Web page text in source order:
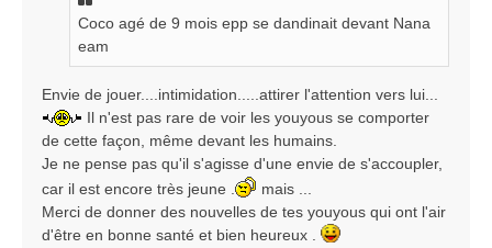
Coco agé de 9 mois epp se dandinait devant Nana
eam
Envie de jouer....intimidation.....attirer l'attention vers lui...
Il n'est pas rare de voir les youyous se comporter
de cette façon, même devant les humains.
Je ne pense pas qu'il s'agisse d'une envie de s'accoupler,
car il est encore très jeune .
mais ...
Merci de donner des nouvelles de tes youyous qui ont l'air
d'être en bonne santé et bien heureux .